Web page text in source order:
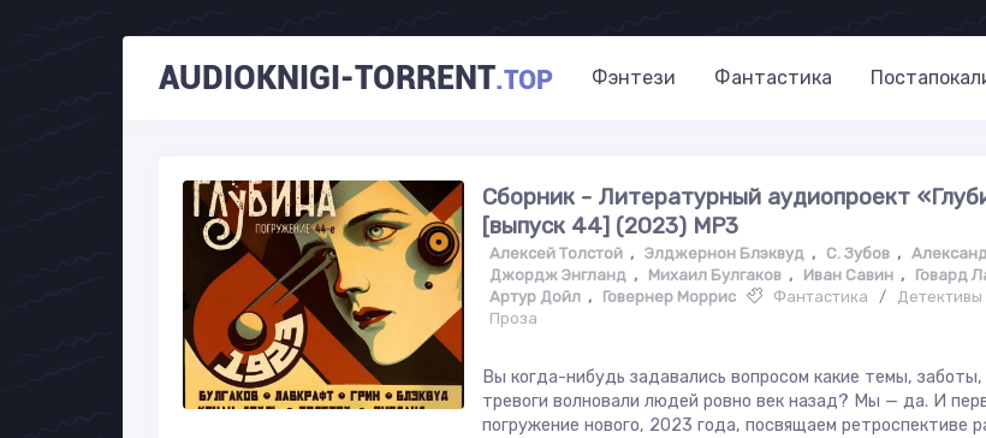
AUDIOKNIGI-TORRENT.TOP Фэнтези Фантастика
Сборник - Литературный аудиопроект
[выпуск 44] (2023) MP3
Алексей Толстой , Элджернон Блэквуд , С. Зубов ,
Джордж Энгланд , Михаил Булгаков , Иван Савин , Говард
Артур Дойл , Говернер Моррис Фантастика / Детективы
Проза
Вы когда-нибудь задавались вопросом какие темы,
тревоги волновали людей ровно век назад? Мы — да. И
погружение нового, 2023 года, посвящаем ретроспективе